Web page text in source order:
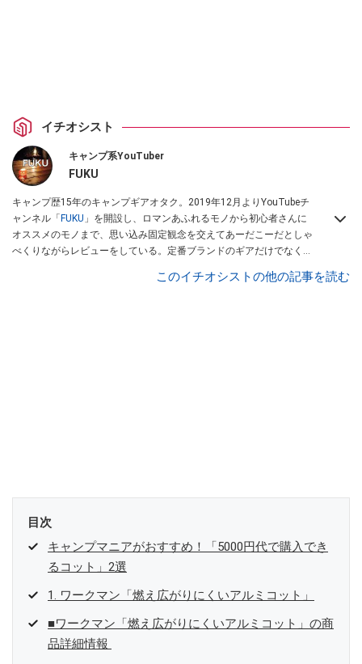
イチオシスト
キャンプ系YouTuber
FUKU
キャンプ歴15年のキャンプギアオタク。2019年12月よりYouTubeチ
ャンネル「 FUKU 」を開設し、ロマンあふれるモノから初心者さんに
オススメのモノまで、思い込み固定観念を交えてあーだこーだとしゃ
べくりながらレビューをしている。定番ブランドのギアだけでなく
このイチオシストの他の記事を読む
目次
キャンプマニアがおすすめ！「5000円代で購入でき
るコット」2選
1. ワークマン「燃え広がりにくいアルミコット」
■ワークマン「燃え広がりにくいアルミコット」の商
品詳細情報